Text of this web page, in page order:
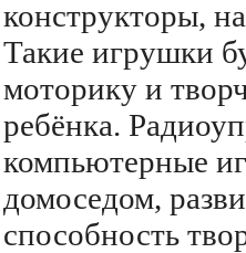
конструкторы,
Такие игрушки
моторику и
ребёнка.
компьютерные
домоседом,
способность